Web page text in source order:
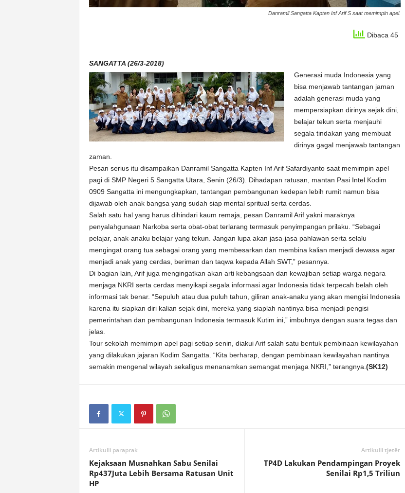
Danramil Sangatta Kapten Inf Arif S saat memimpin apel.
Dibaca 45
SANGATTA (26/3-2018)
Generasi muda Indonesia yang
bisa menjawab tantangan jaman
adalah generasi muda yang
mempersiapkan dirinya sejak dini,
belajar tekun serta menjauhi
segala tindakan yang membuat
dirinya gagal menjawab tantangan
zaman.
Pesan serius itu disampaikan Danramil Sangatta Kapten Inf Arif Safardiyanto saat memimpin apel
pagi di SMP Negeri 5 Sangatta Utara, Senin (26/3). Dihadapan ratusan, mantan Pasi Intel Kodim
0909 Sangatta ini mengungkapkan, tantangan pembangunan kedepan lebih rumit namun bisa
dijawab oleh anak bangsa yang sudah siap mental spritual serta cerdas.
Salah satu hal yang harus dihindari kaum remaja, pesan Danramil Arif yakni maraknya
penyalahgunaan Narkoba serta obat-obat terlarang termasuk penyimpangan prilaku. “Sebagai
pelajar, anak-anaku belajar yang tekun. Jangan lupa akan jasa-jasa pahlawan serta selalu
mengingat orang tua sebagai orang yang membesarkan dan membina kalian menjadi dewasa agar
menjadi anak yang cerdas, beriman dan taqwa kepada Allah SWT,” pesannya.
Di bagian lain, Arif juga mengingatkan akan arti kebangsaan dan kewajiban setiap warga negara
menjaga NKRI serta cerdas menyikapi segala informasi agar Indonesia tidak terpecah belah oleh
informasi tak benar. “Sepuluh atau dua puluh tahun, giliran anak-anaku yang akan mengisi Indonesia
karena itu siapkan diri kalian sejak dini, mereka yang siaplah nantinya bisa menjadi pengisi
pemerintahan dan pembangunan Indonesia termasuk Kutim ini,” imbuhnya dengan suara tegas dan
jelas.
Tour sekolah memimpin apel pagi setiap senin, diakui Arif salah satu bentuk pembinaan kewilayahan
yang dilakukan jajaran Kodim Sangatta. “Kita berharap, dengan pembinaan kewilayahan nantinya
semakin mengenal wilayah sekaligus menanamkan semangat menjaga NKRI,” terangnya. (SK12)
Artikulli paraprak
Kejaksaan Musnahkan Sabu Senilai
Rp437Juta Lebih Bersama Ratusan Unit
HP
Artikulli tjetër
TP4D Lakukan Pendampingan Proyek
Senilai Rp1,5 Triliun